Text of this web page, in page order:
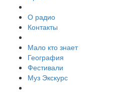
О радио
Контакты
Мало кто знает
География
Фестивали
Муз Экскурс